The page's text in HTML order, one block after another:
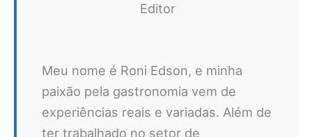
Editor
Meu nome é Roni Edson, e minha
paixão pela gastronomia vem de
experiências reais e variadas. Além de
ter trabalhado no setor de